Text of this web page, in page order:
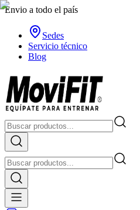
Envio a todo el país
Sedes
Servicio técnico
Blog